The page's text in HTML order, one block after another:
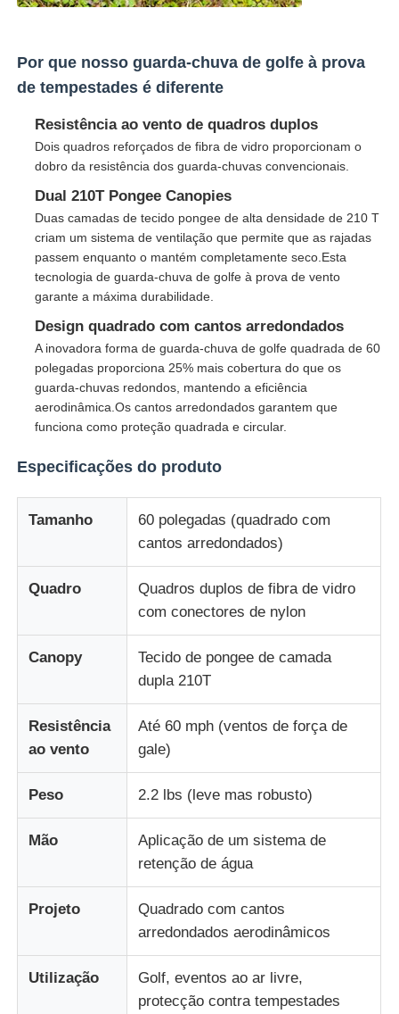
Parabólicos promocionais
Guarda-chuvas à prova de vento
Sombrinhas abertas automáticas
Umbrilhões invertidos
Umbrilhões de madeira
Guarda-chuvas infantis
Guarda-chuvas Criativos
Por que nosso guarda-chuva de golfe à prova
de tempestades é diferente
Resistência ao vento de quadros duplos
Dois quadros reforçados de fibra de vidro proporcionam o
dobro da resistência dos guarda-chuvas convencionais.
Dual 210T Pongee Canopies
Duas camadas de tecido pongee de alta densidade de 210 T
criam um sistema de ventilação que permite que as rajadas
passem enquanto o mantém completamente seco.Esta
tecnologia de guarda-chuva de golfe à prova de vento
garante a máxima durabilidade.
Design quadrado com cantos arredondados
A inovadora forma de guarda-chuva de golfe quadrada de 60
polegadas proporciona 25% mais cobertura do que os
guarda-chuvas redondos, mantendo a eficiência
aerodinâmica.Os cantos arredondados garantem que
funciona como proteção quadrada e circular.
Especificações do produto
Tamanho
60 polegadas (quadrado com
cantos arredondados)
Quadro
Quadros duplos de fibra de vidro
com conectores de nylon
Canopy
Tecido de pongee de camada
dupla 210T
Resistência
ao vento
Até 60 mph (ventos de força de
gale)
Peso 2.2 lbs (leve mas robusto)
Mão
Aplicação de um sistema de
retenção de água
Projeto
Quadrado com cantos
arredondados aerodinâmicos
Utilização
Golf, eventos ao ar livre,
protecção contra tempestades